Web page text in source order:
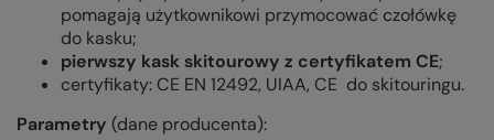
pomagają użytkownikowi przymocować czołówkę
do kasku;
pierwszy kask skitourowy z certyfikatem CE;
certyfikaty: CE EN 12492, UIAA, CE do skitouringu.
Parametry (dane producenta):